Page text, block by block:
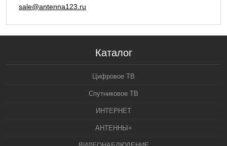
sale@antenna123.ru
Каталог
Цифровое ТВ
Спутниковое ТВ
ИНТЕРНЕТ
АНТЕННЫ+